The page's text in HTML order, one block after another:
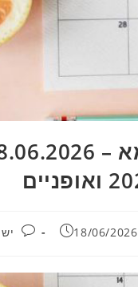
פורסם:
18/06/2026 תגובות:
יש 31 תגובות